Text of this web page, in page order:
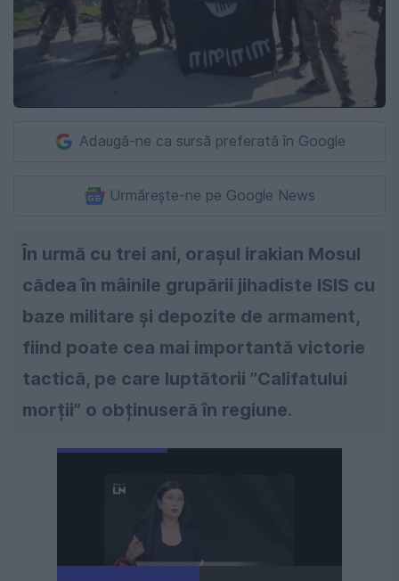
Adaugă-ne ca sursă preferată în Google
Urmărește-ne pe Google News
În urmă cu trei ani, orașul irakian Mosul
cădea în mâinile grupării jihadiste ISIS cu
baze militare și depozite de armament,
fiind poate cea mai importantă victorie
tactică, pe care luptătorii ”Califatului
morții” o obținuseră în regiune.